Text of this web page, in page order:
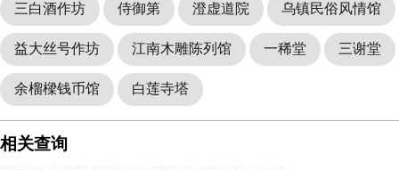
三白酒作坊 侍御第 澄虚道院 乌镇民俗风情馆
益大丝号作坊 江南木雕陈列馆 一稀堂 三谢堂
余榴樑钱币馆 白莲寺塔
相关查询